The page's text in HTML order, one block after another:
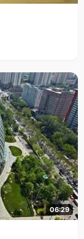
06:29